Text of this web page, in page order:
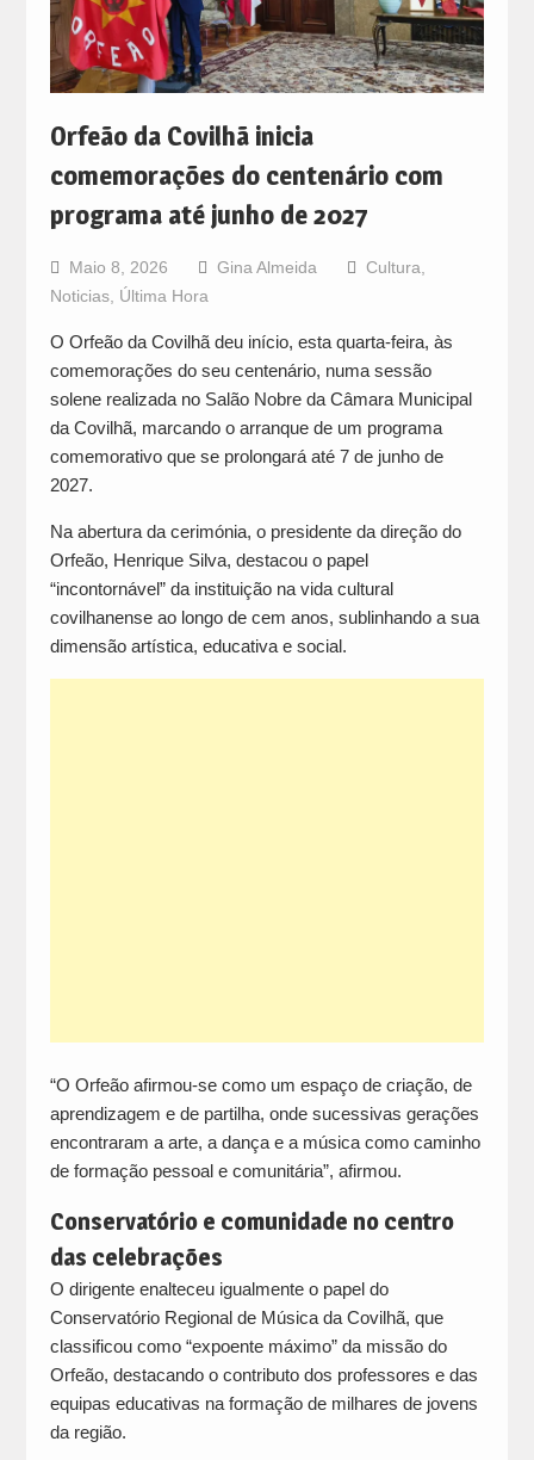
Orfeão da Covilhã inicia
comemorações do centenário com
programa até junho de 2027
Maio 8, 2026 Gina Almeida Cultura
Noticias, Última Hora
O Orfeão da Covilhã deu início, esta quarta-feira, às
comemorações do seu centenário, numa sessão
solene realizada no Salão Nobre da Câmara Municipal
da Covilhã, marcando o arranque de um programa
comemorativo que se prolongará até 7 de junho de
2027.
Na abertura da cerimónia, o presidente da direção do
Orfeão, Henrique Silva, destacou o papel
“incontornável” da instituição na vida cultural
covilhanense ao longo de cem anos, sublinhando a sua
dimensão artística, educativa e social.
“O Orfeão afirmou-se como um espaço de criação, de
aprendizagem e de partilha, onde sucessivas gerações
encontraram a arte, a dança e a música como caminho
de formação pessoal e comunitária”, afirmou.
Conservatório e comunidade no centro
das celebrações
O dirigente enalteceu igualmente o papel do
Conservatório Regional de Música da Covilhã, que
classificou como “expoente máximo” da missão do
Orfeão, destacando o contributo dos professores e das
equipas educativas na formação de milhares de jovens
da região.